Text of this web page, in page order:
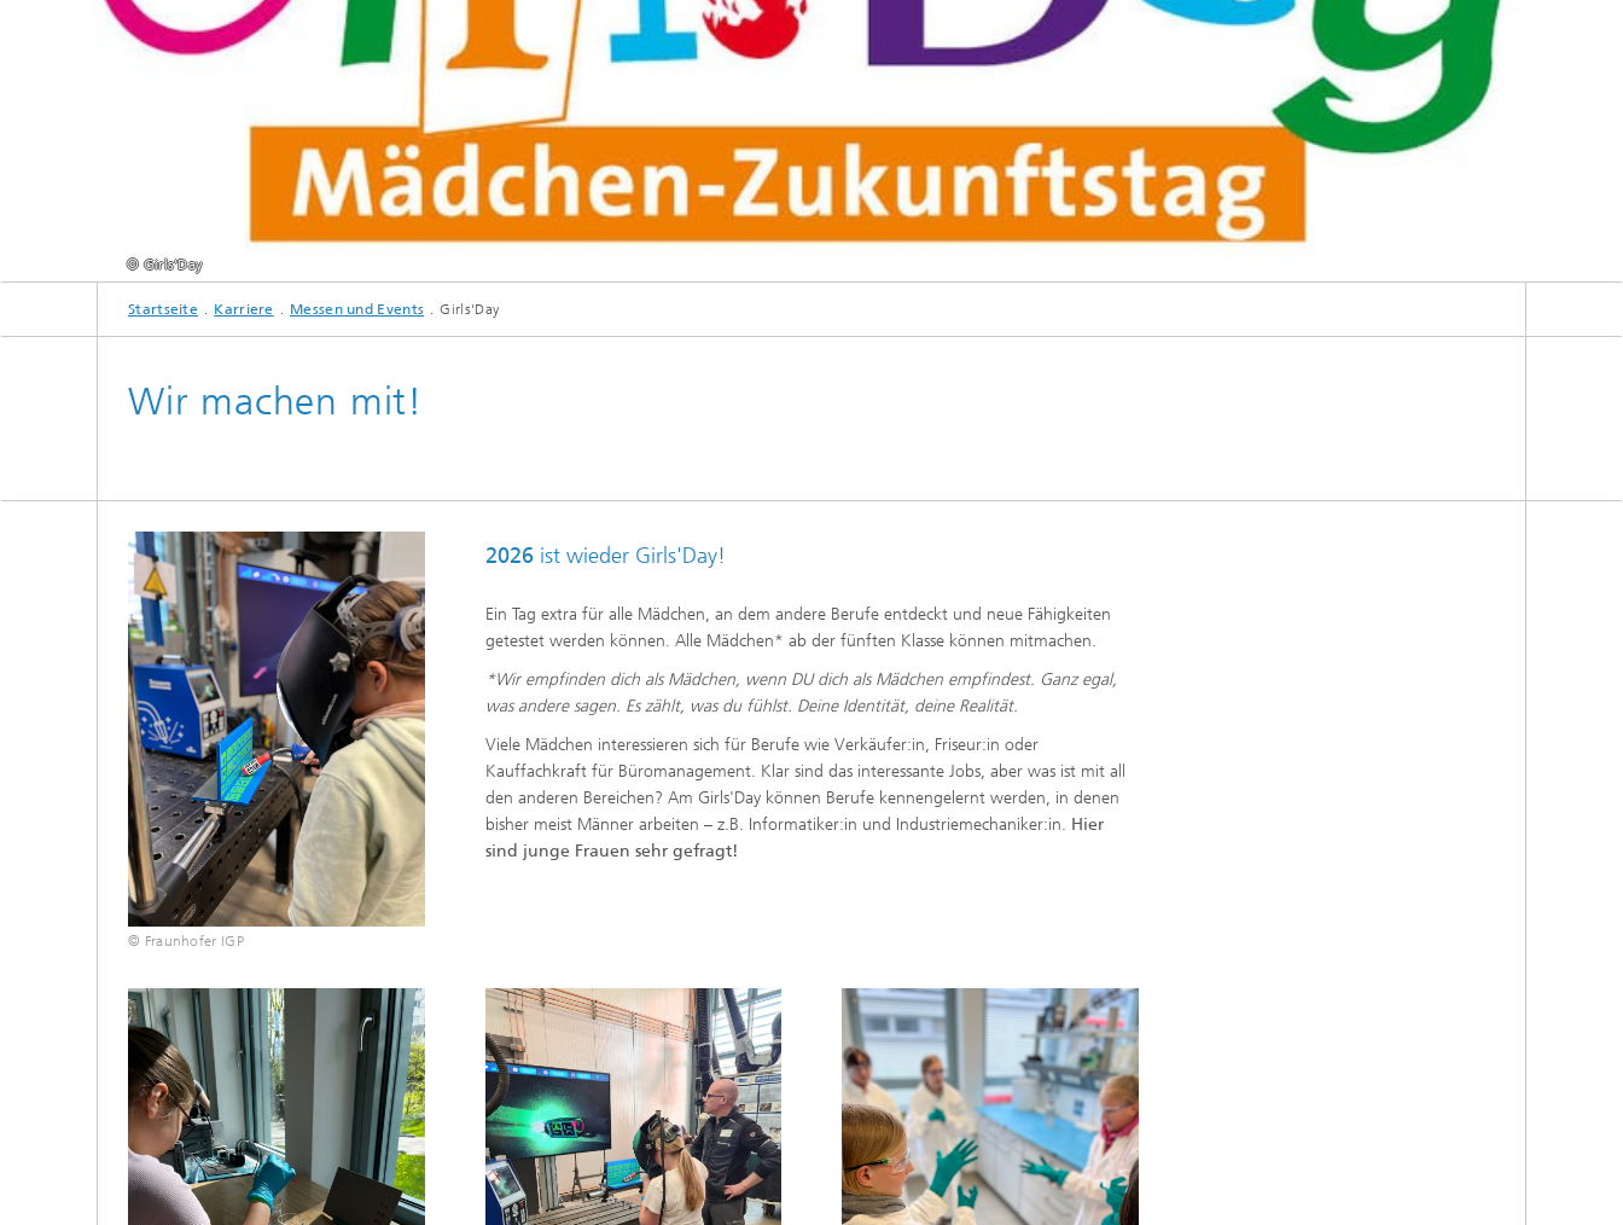
© Girls'Day
Startseite Karriere Messen und Events Girls'Day
Wir machen mit!
© Fraunhofer IGP
2026 ist wieder Girls'Day!
Ein Tag extra für alle Mädchen, an dem andere Berufe entdeckt und neue Fähigkeiten
getestet werden können. Alle Mädchen* ab der fünften Klasse können mitmachen.
*Wir empfinden dich als Mädchen, wenn DU dich als Mädchen empfindest. Ganz egal,
was andere sagen. Es zählt, was du fühlst. Deine Identität, deine Realität.
Viele Mädchen interessieren sich für Berufe wie Verkäufer:in, Friseur:in oder
Kauffachkraft für Büromanagement. Klar sind das interessante Jobs, aber was ist mit all
den anderen Bereichen? Am Girls'Day können Berufe kennengelernt werden, in denen
bisher meist Männer arbeiten – z.B. Informatiker:in und Industriemechaniker:in. Hier
sind junge Frauen sehr gefragt!